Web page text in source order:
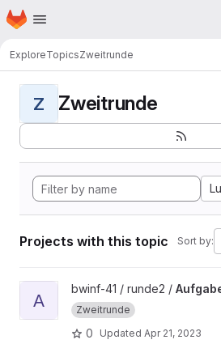
Skip to main content
Homepage
ExploreTopicsZweitrunde
Z Zweitrunde
Projects with this topic Sort by:
View Aufgabe3 project
A
bwinf-41 / runde2 /
Zweitrunde
0 Updated Apr 21, 2023